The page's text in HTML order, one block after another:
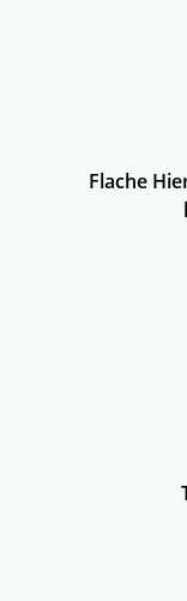
Flache